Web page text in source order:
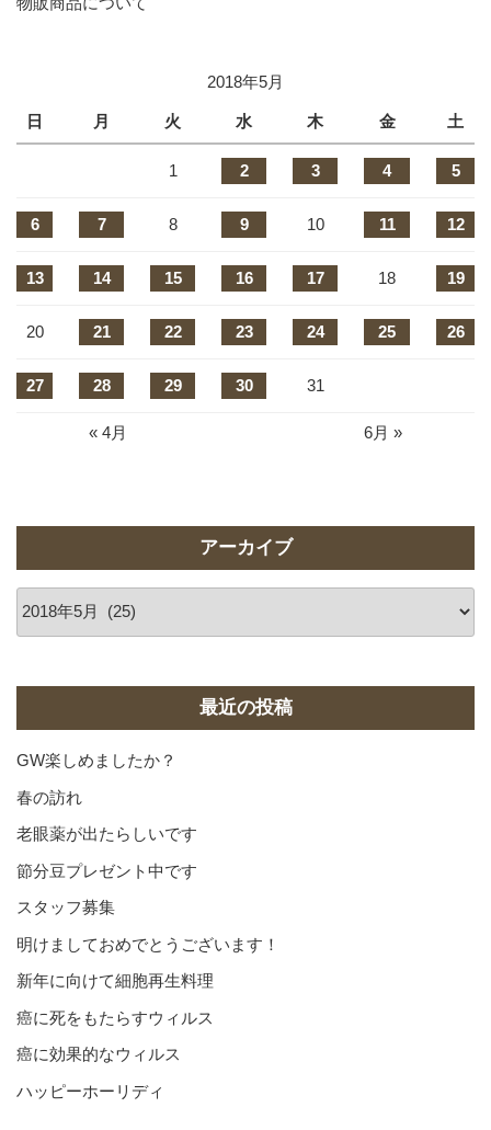
2018年5月
日 月 火 水 木 金 土
1 2 3 4 5
6 7 8 9 10 11 12
13 14 15 16 17 18 19
20 21 22 23 24 25 26
27 28 29 30 31
« 4月 6月 »
アーカイブ
最近の投稿
GW楽しめましたか？
春の訪れ
老眼薬が出たらしいです
節分豆プレゼント中です
スタッフ募集
明けましておめでとうございます！
新年に向けて細胞再生料理
癌に死をもたらすウィルス
癌に効果的なウィルス
ハッピーホーリディ